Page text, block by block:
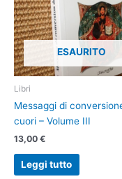
ESAURITO
Libri
Messaggi di
cuori – Volume III
13,00 €
Leggi tutto